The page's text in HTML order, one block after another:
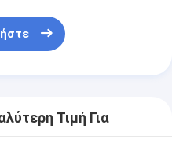
Τιμή Για